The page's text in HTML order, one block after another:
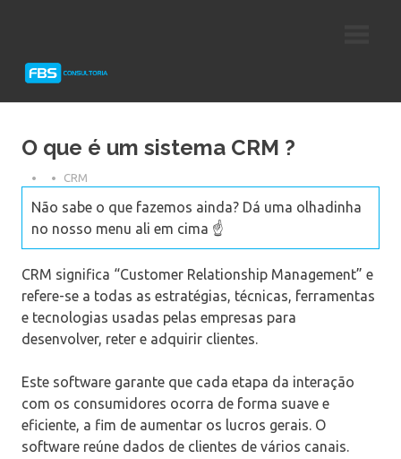
Protheus
O que é um sistema CRM ?
CRM
Não sabe o que fazemos ainda? Dá uma olhadinha
no nosso menu ali em cima ☝️
CRM significa “Customer Relationship Management” e
refere-se a todas as estratégias, técnicas, ferramentas
e tecnologias usadas pelas empresas para
desenvolver, reter e adquirir clientes.
Este software garante que cada etapa da interação
com os consumidores ocorra de forma suave e
eficiente, a fim de aumentar os lucros gerais. O
software reúne dados de clientes de vários canais.